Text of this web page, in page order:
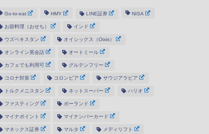
Go-to-eat HMY LINE証券 NISA
お節料理（おせち） インド
ウズベキスタン オイシックス（Oixis）
オンライン英会話 オートミール
カフェでも利用可 グルテンフリー
コロナ対策 コロンビア サウジアラビア
トルクメニスタン ネットスーパー ハリオ
ファスティング ポーランド
マイナポイント マイナンバーカード
マネックス証券 マルタ メディリフト